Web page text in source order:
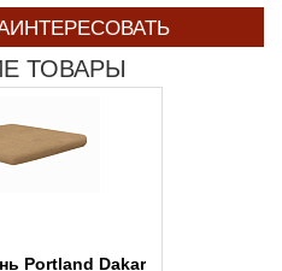
ТОВАРЫ
Portland Dakar